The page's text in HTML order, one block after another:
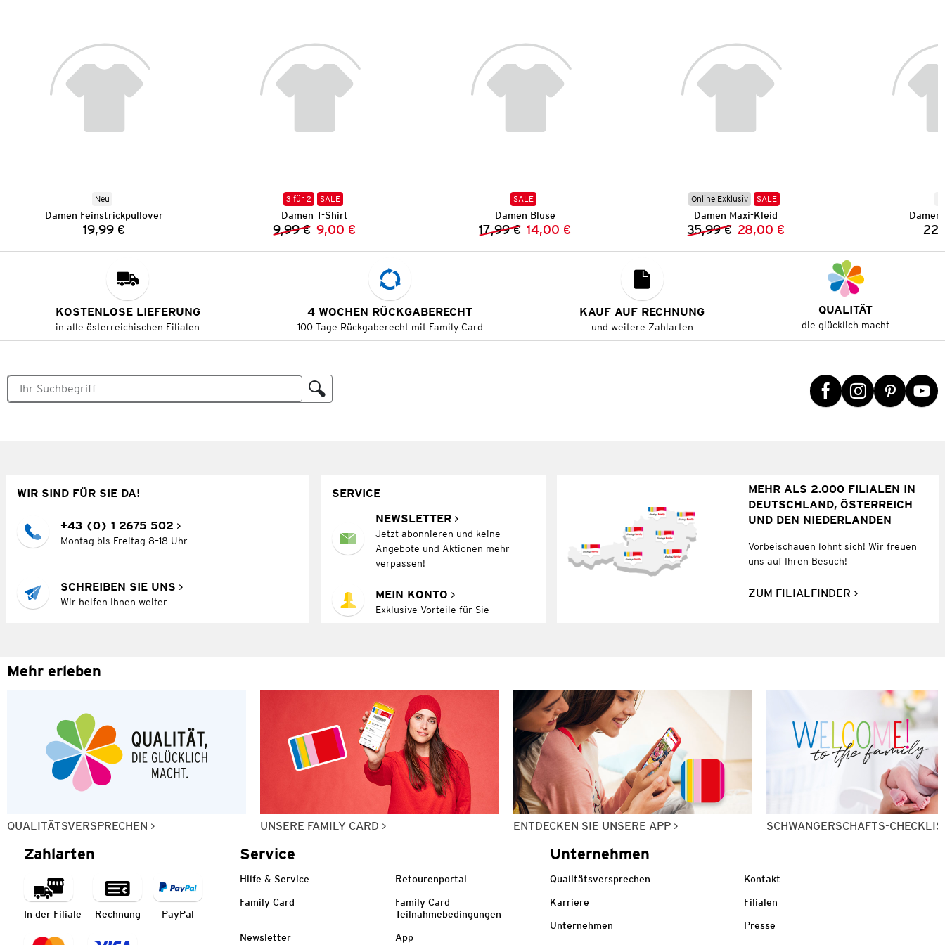
Neu
Damen Feinstrickpullover
Preis:
19,99 €
3 für 2 SALE
Damen T-Shirt
Vorheriger Preis:
9,99 € Neuer Preis:
9,00 €
SALE
Damen Bluse
Vorheriger Preis:
17,99 € Neuer Preis:
14,00 €
Online Exklusiv SALE
Damen Maxi-Kleid
Vorheriger Preis:
35,99 € Neuer Preis:
28,00 €
KOSTENLOSE LIEFERUNG
in alle österreichischen Filialen
4 WOCHEN RÜCKGABERECHT
100 Tage Rückgaberecht mit Family Card
KAUF AUF RECHNUNG
und weitere Zahlarten
QUALITÄT
die glücklich macht
WIR SIND FÜR SIE DA!
+43 (0) 1 2675 502
Montag bis Freitag 8–18 Uhr
SCHREIBEN SIE UNS
Wir helfen Ihnen weiter
SERVICE
NEWSLETTER
Jetzt abonnieren und keine
Angebote und Aktionen mehr
verpassen!
MEIN KONTO
Exklusive Vorteile für Sie
MEHR ALS 2.000 FILIALEN IN
DEUTSCHLAND, ÖSTERREICH
UND DEN NIEDERLANDEN
Vorbeischauen lohnt sich! Wir freuen
uns auf Ihren Besuch!
ZUM FILIALFINDER
Mehr erleben
QUALITÄTSVERSPRECHEN UNSERE FAMILY CARD ENTDECKEN SIE UNSERE APP SCHWANGERSCHAFTS-
Zahlarten
In der Filiale Rechnung PayPal
Service
Hilfe & Service Retourenportal
Family Card
Family Card
Teilnahmebedingungen
Newsletter App
Unternehmen
Qualitätsversprechen Kontakt
Karriere Filialen
Unternehmen Presse